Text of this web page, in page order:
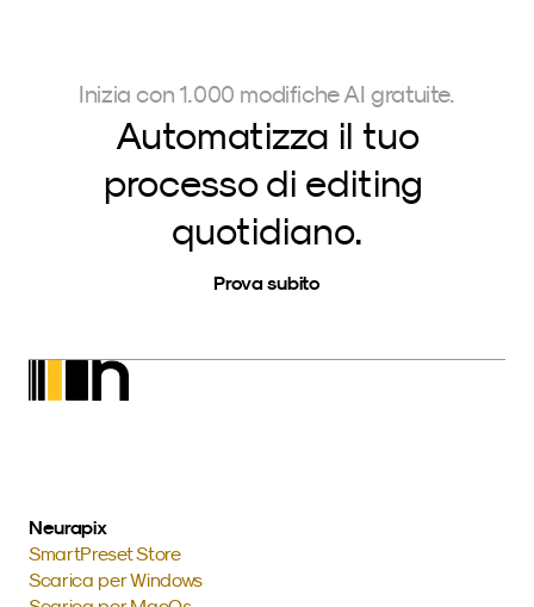
Inizia con 1.000 modifiche AI gratuite.
Automatizza il tuo
processo di editing
quotidiano.
Prova subito
Neurapix
SmartPreset Store
Scarica per Windows